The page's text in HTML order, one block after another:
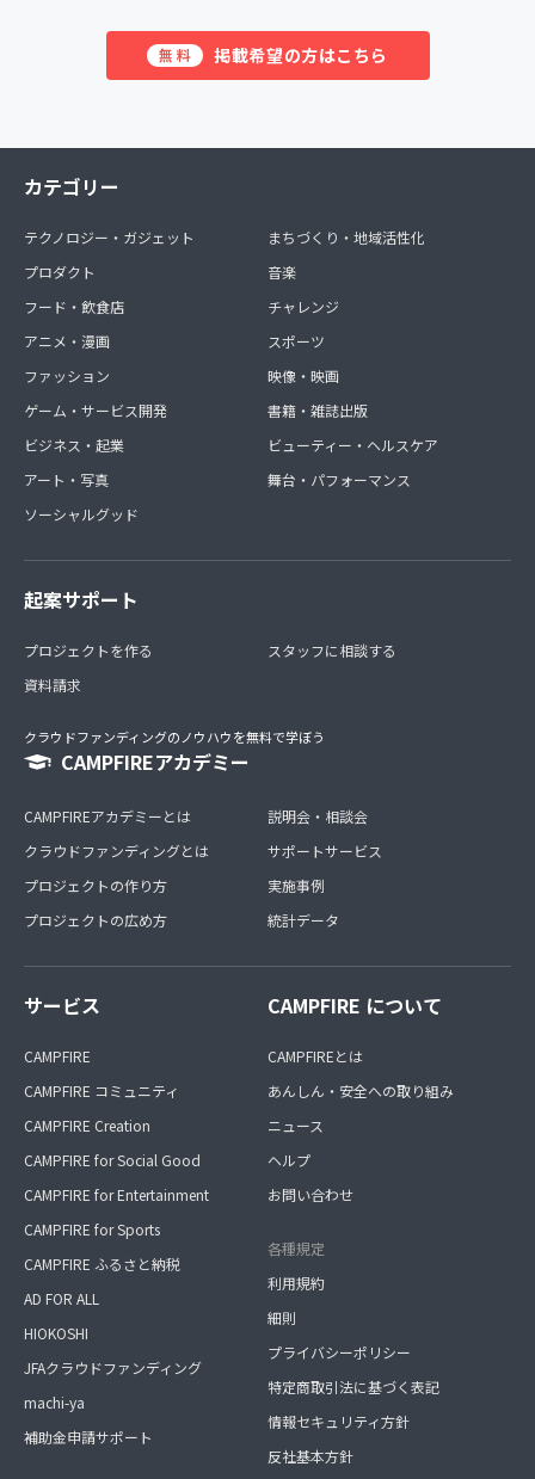
無料 掲載希望の方はこちら
カテゴリー
テクノロジー・ガジェット
プロダクト
フード・飲食店
アニメ・漫画
ファッション
ゲーム・サービス開発
ビジネス・起業
アート・写真
ソーシャルグッド
まちづくり・地域活性化
音楽
チャレンジ
スポーツ
映像・映画
書籍・雑誌出版
ビューティー・ヘルスケア
舞台・パフォーマンス
起案サポート
プロジェクトを作る
資料請求
スタッフに相談する
クラウドファンディングのノウハウを無料で学ぼう
CAMPFIREアカデミー
CAMPFIREアカデミーとは
クラウドファンディングとは
プロジェクトの作り方
プロジェクトの広め方
説明会・相談会
サポートサービス
実施事例
統計データ
サービス
CAMPFIRE
CAMPFIRE コミュニティ
CAMPFIRE Creation
CAMPFIRE for Social Good
CAMPFIRE for Entertainment
CAMPFIRE for Sports
CAMPFIRE ふるさと納税
AD FOR ALL
HIOKOSHI
JFAクラウドファンディング
machi-ya
補助金申請サポート
CAMPFIRE について
CAMPFIREとは
あんしん・安全への取り組み
ニュース
ヘルプ
お問い合わせ
各種規定
利用規約
細則
プライバシーポリシー
特定商取引法に基づく表記
情報セキュリティ方針
反社基本方針